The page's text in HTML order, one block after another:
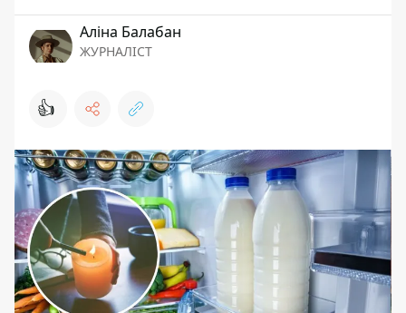
Аліна Балабан
ЖУРНАЛІСТ
👍